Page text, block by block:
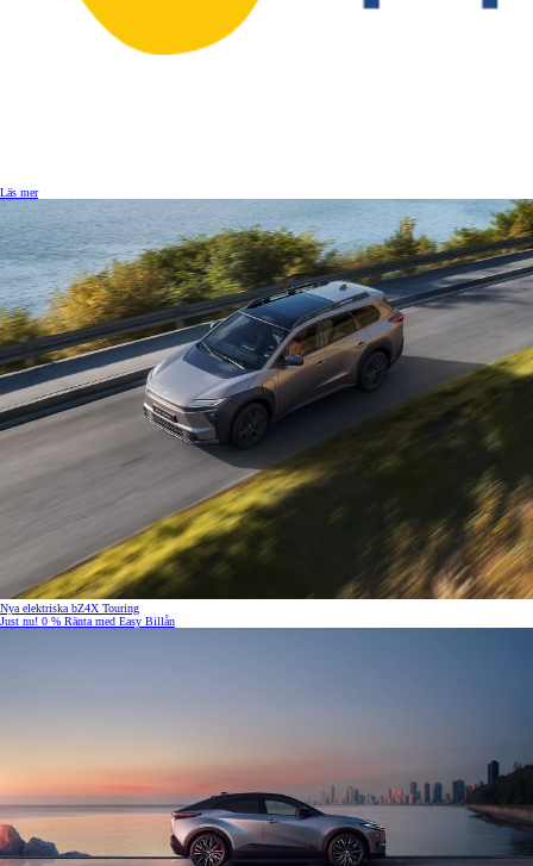
Läs mer
Nya elektriska bZ4X Touring
Just nu! 0 % Ränta med Easy Billån